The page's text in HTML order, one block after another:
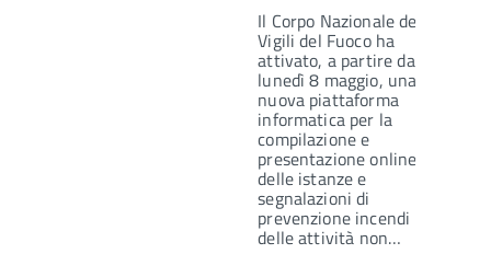
Il Corpo Nazionale dei
Vigili del Fuoco ha
attivato, a partire da
lunedì 8 maggio, una
nuova piattaforma
informatica per la
compilazione e
presentazione online
delle istanze e
segnalazioni di
prevenzione incendi
delle attività non…